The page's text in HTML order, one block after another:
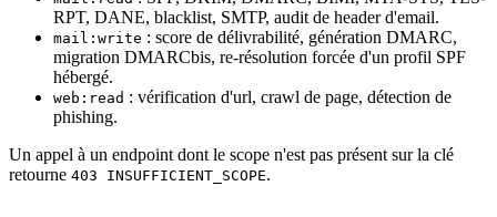
RPT, DANE, blacklist, SMTP, audit de header d'email.
mail:write : score de délivrabilité, génération DMARC,
migration DMARCbis, re-résolution forcée d'un profil SPF
hébergé.
web:read : vérification d'url, crawl de page, détection de
phishing.
Un appel à un endpoint dont le scope n'est pas présent sur la clé
retourne 403 INSUFFICIENT_SCOPE.